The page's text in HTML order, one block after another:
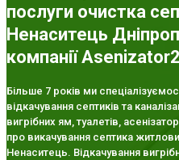
послуги очистка
Ненаситець
компанії
Більше 7 років ми
відкачування септиків та
вигрібних ям, туалетів,
про викачування септика
Ненаситець. Відкачування